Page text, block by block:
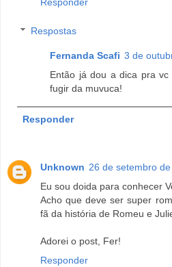
Responder
Respostas
Fernanda Scafi 3 de
Então já dou a dica pra
fugir da muvuca!
Responder
Unknown 26 de setembro
Eu sou doida para conhecer
Acho que deve ser super
fã da história de Romeu e
Adorei o post, Fer!
Responder